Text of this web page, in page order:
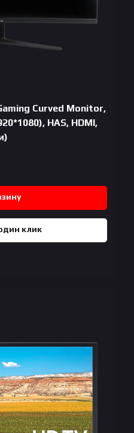
Curved Monitor,
HAS, HDMI,
клик